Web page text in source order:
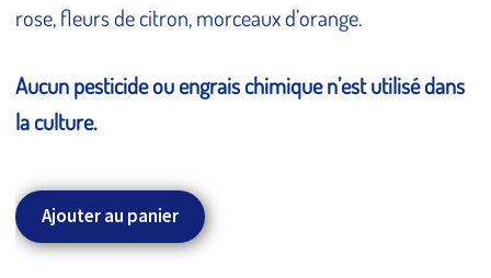
rose, fleurs de citron, morceaux d’orange.
Aucun pesticide ou engrais chimique n’est utilisé dans
la culture.
quantité
de
Ajouter au panier